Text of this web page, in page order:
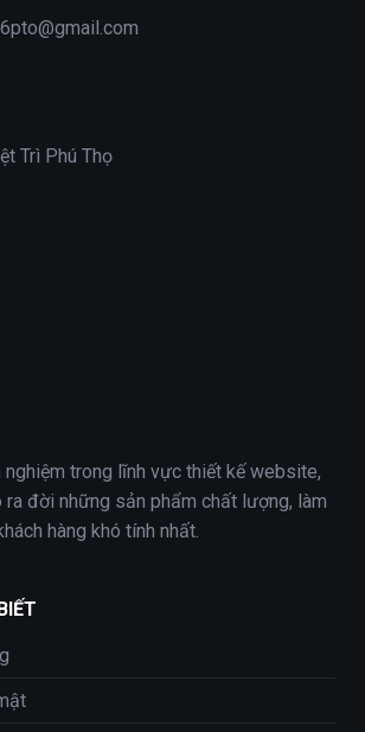
Trì Phú Thọ
nghiệm trong lĩnh vực thiết kế website,
đời những sản phẩm chất lượng, làm
hàng khó tính nhất.